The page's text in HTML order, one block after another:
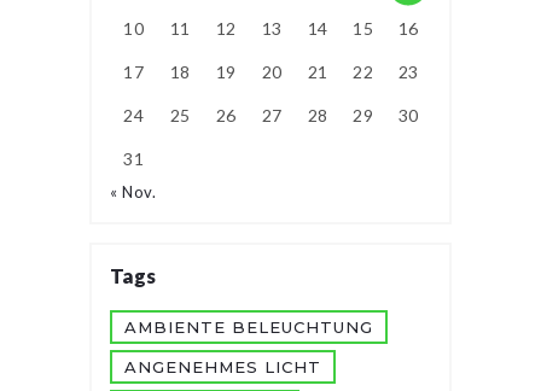
10 11 12 13 14 15 16
17 18 19 20 21 22 23
24 25 26 27 28 29 30
31
« Nov.
Tags
AMBIENTE BELEUCHTUNG
ANGENEHMES LICHT